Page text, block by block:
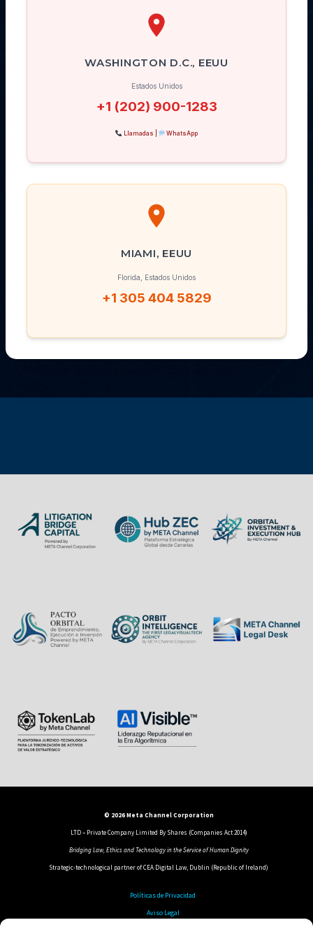
WASHINGTON D.C., EEUU
Estados Unidos
+1 (202) 900-1283
Llamadas | WhatsApp
MIAMI, EEUU
Florida, Estados Unidos
+1 305 404 5829
© 2026 Meta Channel Corporation
LTD – Private Company Limited By Shares (Companies Act 2014)
Bridging Law, Ethics and Technology in the Service of Human Dignity
Strategic-technological partner of CEA Digital Law, Dublin (Republic of Ireland)
Políticas de Privacidad
Aviso Legal